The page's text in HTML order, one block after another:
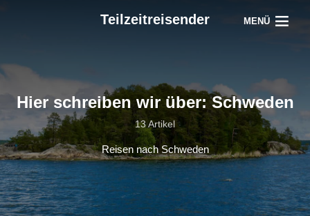
Teilzeitreisender MENÜ
Hier schreiben wir über: Schweden
13 Artikel
Reisen nach Schweden